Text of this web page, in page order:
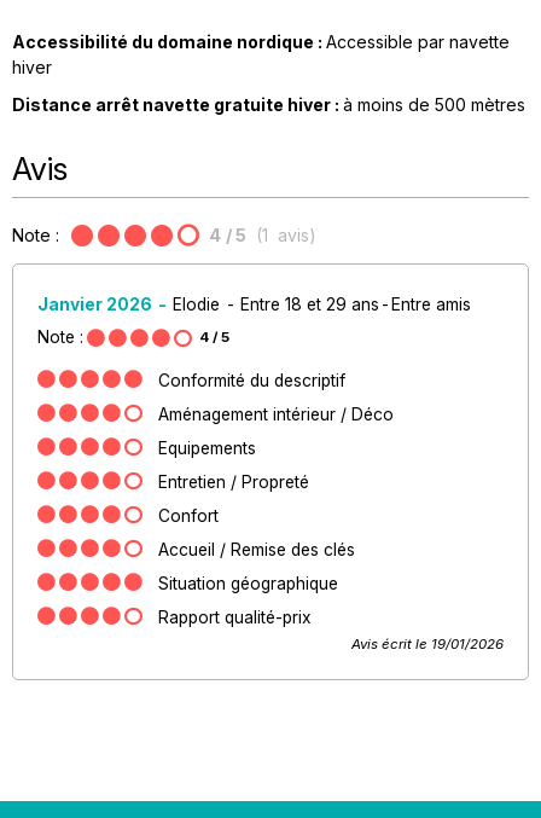
Accessibilité du domaine nordique : Accessible par navette
hiver
Distance arrêt navette gratuite hiver : à moins de 500 mètres
Avis
Note : 4 / 5 (1 avis)
Janvier 2026 Elodie Entre 18 et 29 ans
Entre amis
Note :
4 / 5
Conformité du descriptif
Aménagement intérieur / Déco
Equipements
Entretien / Propreté
Confort
Accueil / Remise des clés
Situation géographique
Rapport qualité-prix
Avis écrit le 19/01/2026